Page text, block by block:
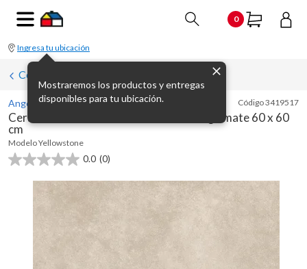
0
Ingresa tu ubicación
Mostraremos los productos y entregas
disponibles para tu ubicación.
Cerámica de interior
Angelgres Código3419517
Cerámica símil mármol Yellowstone beige mate 60 x 60
cm
ModeloYellowstone
0.0 (0)
0.0
estrellas.